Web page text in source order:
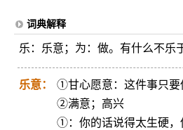
词典解释
乐：乐意；为：做。有什么不乐
乐意：
①甘心愿意：这件事只要
②满意；高兴
①：你的话说得太生硬，